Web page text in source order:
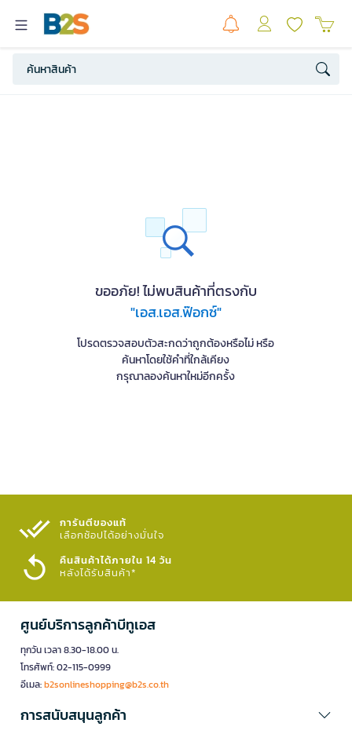
ขออภัย! ไม่พบสินค้าที่ตรงกับ
"เอส.เอส.ฟ๊อกซ์"
โปรดตรวจสอบตัวสะกดว่าถูกต้องหรือไม่ หรือ
ค้นหาโดยใช้คำที่ใกล้เคียง
กรุณาลองค้นหาใหม่อีกครั้ง
การันตีของแท้
เลือกช้อปได้อย่างมั่นใจ​
คืนสินค้าได้ภายใน 14 วัน
หลังได้รับสินค้า*
ศูนย์บริการลูกค้าบีทูเอส
ทุกวัน เวลา 8.30-18.00 น.
โทรศัพท์: 02-115-0999
อีเมล:b2sonlineshopping@b2s.co.th
การสนับสนุนลูกค้า